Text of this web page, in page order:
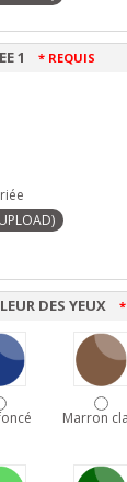
1 * REQUIS
DES YEUX *
Marron